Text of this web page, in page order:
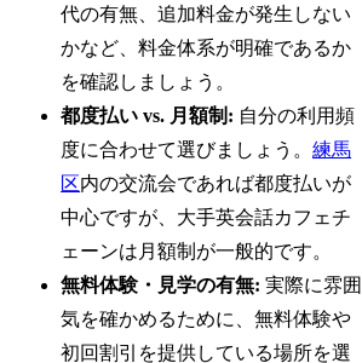
代の有無、追加料金が発生しない
かなど、料金体系が明確であるか
を確認しましょう。
都度払い vs. 月額制: 自分の利用頻
度に合わせて選びましょう。練馬
区内の交流会であれば都度払いが
中心ですが、大手英会話カフェチ
ェーンは月額制が一般的です。
無料体験・見学の有無: 実際に雰囲
気を確かめるために、無料体験や
初回割引を提供している場所を選